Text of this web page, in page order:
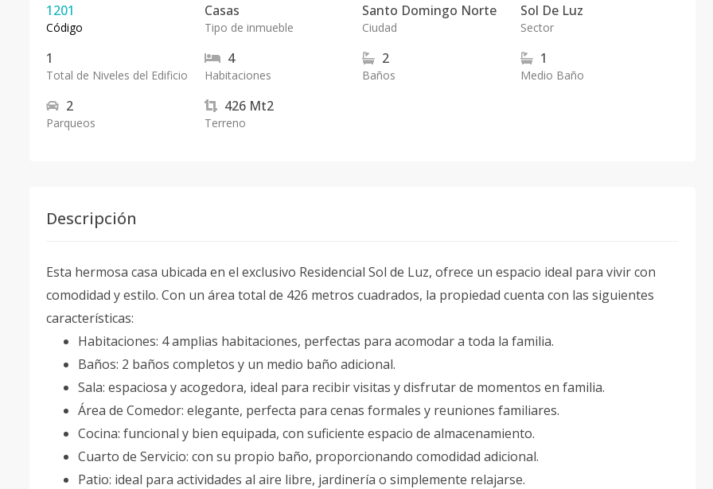
1201
Código
Casas
Tipo de inmueble
Santo Domingo Norte
Ciudad
Sol De Luz
Sector
1
Total de Niveles del Edificio
4
Habitaciones
2
Baños
1
Medio Baño
2
Parqueos
426 Mt2
Terreno
Descripción
Esta hermosa casa ubicada en el exclusivo Residencial Sol de Luz, ofrece un espacio ideal para vivir con
comodidad y estilo. Con un área total de 426 metros cuadrados, la propiedad cuenta con las siguientes
características:
Habitaciones: 4 amplias habitaciones, perfectas para acomodar a toda la familia.
Baños: 2 baños completos y un medio baño adicional.
Sala: espaciosa y acogedora, ideal para recibir visitas y disfrutar de momentos en familia.
Área de Comedor: elegante, perfecta para cenas formales y reuniones familiares.
Cocina: funcional y bien equipada, con suficiente espacio de almacenamiento.
Cuarto de Servicio: con su propio baño, proporcionando comodidad adicional.
Patio: ideal para actividades al aire libre, jardinería o simplemente relajarse.